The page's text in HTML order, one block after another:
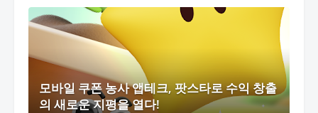
모바일 쿠폰 농사 앱테크, 팟스타로 수익 창출
의 새로운 지평을 열다!